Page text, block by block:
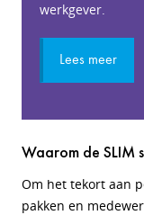
werkgever.
Lees meer
Waarom de SLIM
Om het tekort aan
pakken en